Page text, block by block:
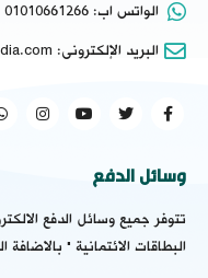
الواتس اب: 01010661266
البريد الإلكترونى:
وسائل الدفع
تتوفر جميع وسائل الدفع
البطاقات الائتمانية "